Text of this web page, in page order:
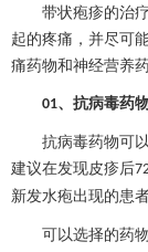
带状疱疹的治
起的疼痛，并尽可
痛药物和神经营养药
01、 抗病毒药
抗病毒药物可
建议在发现皮疹后
新发水疱出现的患
可以选择的药